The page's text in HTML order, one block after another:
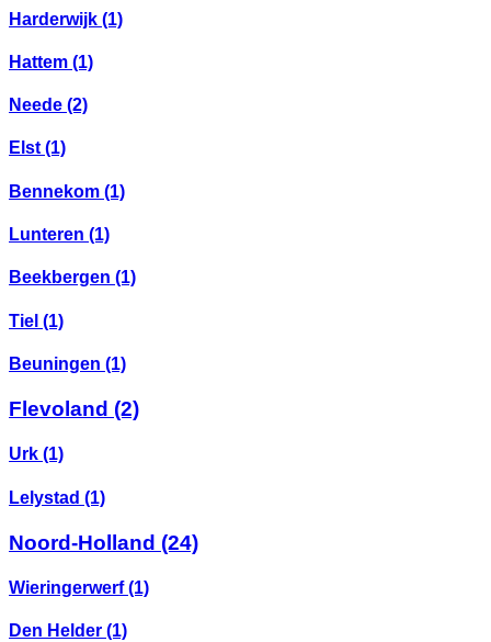
Harderwijk (1)
Hattem (1)
Neede (2)
Elst(1)
Bennekom (1)
Lunteren (1)
Beekbergen (1)
Tiel (1)
Beuningen (1)
Flevoland (2)
Urk (1)
Lelystad (1)
Noord-Holland (24)
Wieringerwerf(1)
Den Helder (1)